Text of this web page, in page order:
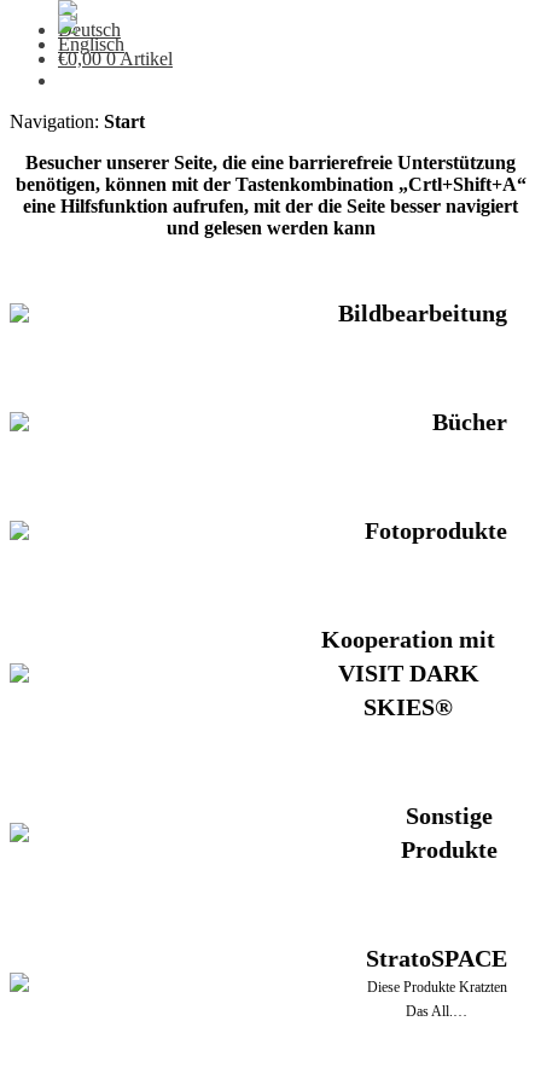
€0,00 0 Artikel
Navigation: Start
Besucher unserer Seite, die eine barrierefreie Unterstützung
benötigen, können mit der Tastenkombination „Crtl+Shift+A“
eine Hilfsfunktion aufrufen, mit der die Seite besser navigiert
und gelesen werden kann
Bildbearbeitung
Bücher
Fotoprodukte
Kooperation mit
VISIT DARK
SKIES®
Sonstige
Produkte
StratoSPACE
Diese Produkte Kratzten
Das All.…